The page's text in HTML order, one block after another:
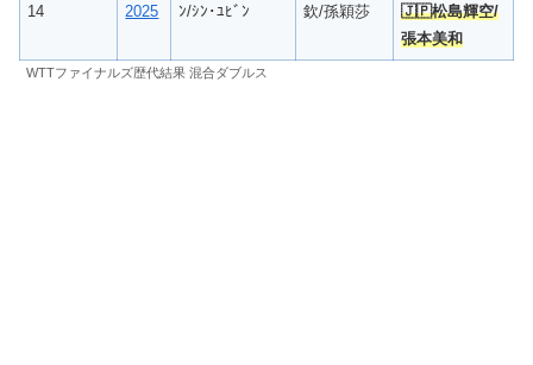
14
2025
ﾝ/ｼﾝ･ﾕﾋﾞﾝ
欽/孫穎莎
🇯🇵松島輝空/
張本美和
WTTファイナルズ歴代結果 混合ダブルス